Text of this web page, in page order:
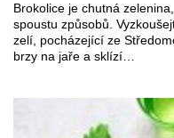
Brokolice je chutná
spoustu způsobů.
zelí, pocházející ze
brzy na jaře a sklízí…